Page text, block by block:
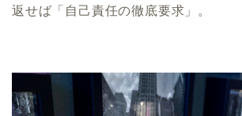
返せば「自己責任の徹底要求」。